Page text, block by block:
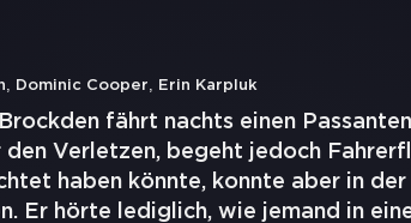
, Dominic Cooper, Erin Karpluk
fährt nachts einen
den Verletzen, begeht jedoch
haben könnte, konnte aber in
Er hörte lediglich, wie jemand in